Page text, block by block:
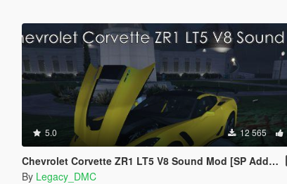
5.0 12 565
Chevrolet Corvette ZR1 LT5 V8 Sound Mod [SP Add-On | FiveM]
By Legacy_DMC